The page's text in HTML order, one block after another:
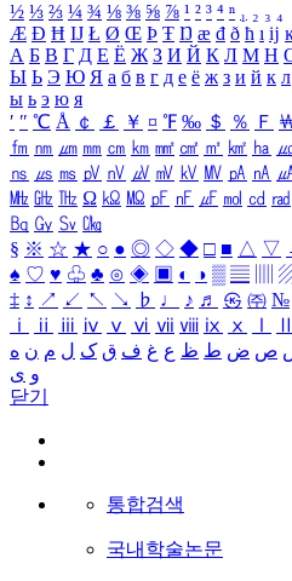
½ ⅓ ⅔ ¼ ¾ ⅛ ⅜ ⅝ ⅞ ¹ ² ³ ⁴ ⁿ ₁ ₂ ₃ ₄
Æ Ð Ħ Ĳ Ł Ø Œ Þ Ŧ Ŋ æ đ ð ħ ı ĳ
А Б В Г Д Е Ё Ж З И Й К Л М Н
Ы Ь Э Ю Я а б в г д е ё ж з и й к л
ы ь э ю я
′ ″ ℃ Å ￠ ￡ ￥ ¤ ℉ ‰ ＄ ％ Ｆ
㎙ ㎚ ㎛ ㎜ ㎝ ㎞ ㎟ ㎠ ㎡ ㎢ ㏊
㎱ ㎲ ㎳ ㎴ ㎵ ㎶ ㎷ ㎸ ㎹ ㎀ ㎁
㎒ ㎓ ㎔ Ω ㏀ ㏁ ㎊ ㎋ ㎌ ㏖ ㏅ ㎭
㏃ ㏉ ㏜ ㏆
§ ※ ☆ ★ ○ ● ◎ ◇ ◆ □ ■ △ ▽
♠ ♡ ♥ ♧ ♣ ⊙ ◈ ▣ ◐ ◑ ▒ ▤
‡ ↕ ↗ ↙ ↖ ↘ ♭ ♩ ♪ ♬ ㉿ ㈜ №
ⅰ
ⅱ ⅲ ⅳ ⅴ ⅵ ⅶ ⅷ ⅸ ⅹ
ص ض ط ظ ع غ ف ق ک ل م ن ه
و ی
닫기
통합검색
국내학술논문